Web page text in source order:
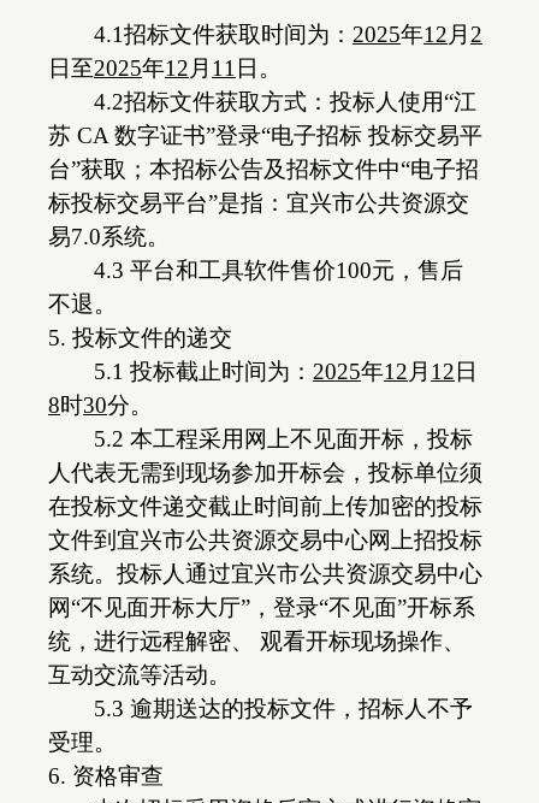
4.1招标文件获取时间为： 2025年12 月 2
日至2025年12 月 11 日 。
4.2招标文件获取方式：投标人使用“江
苏 CA 数字证书”登录“电子招标 投标交易平
台”获取；本招标公告及招标文件中“电子招
标投标交易平台”是指：宜兴市公共资源交
易7.0系统。
4.3 平台和工具软件售价100元，售后
不退。
5. 投标文件的递交
5.1 投标截止时间为： 2025年12 月 12 日
8时30分。
5.2 本工程采用网上不见面开标，投标
人代表无需到现场参加开标会，投标单位须
在投标文件递交截止时间前上传加密的投标
文件到宜兴市公共资源交易中心网上招投标
系统。投标人通过宜兴市公共资源交易中心
网“不见面开标大厅”，登录“不见面”开标系
统，进行远程解密、 观看开标现场操作、
互动交流等活动。
5.3 逾期送达的投标文件，招标人不予
受理。
6. 资格审查